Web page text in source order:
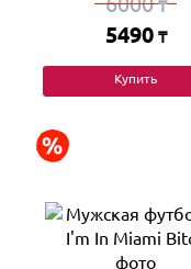
₸
5490 ₸
Купить